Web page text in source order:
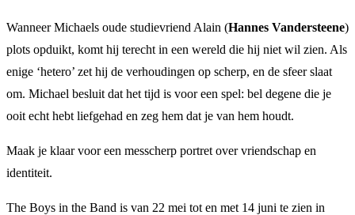
Wanneer Michaels oude studievriend Alain (Hannes Vandersteene)
plots opduikt, komt hij terecht in een wereld die hij niet wil zien. Als
enige ‘hetero’ zet hij de verhoudingen op scherp, en de sfeer slaat
om. Michael besluit dat het tijd is voor een spel: bel degene die je
ooit echt hebt liefgehad en zeg hem dat je van hem houdt.
Maak je klaar voor een messcherp portret over vriendschap en
identiteit.
The Boys in the Band is van 22 mei tot en met 14 juni te zien in